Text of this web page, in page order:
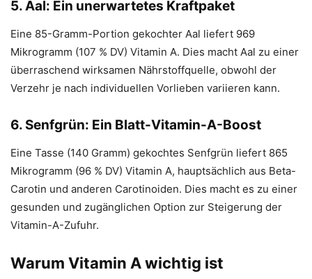
5. Aal: Ein unerwartetes Kraftpaket
Eine 85-Gramm-Portion gekochter Aal liefert 969
Mikrogramm (107 % DV) Vitamin A. Dies macht Aal zu einer
überraschend wirksamen Nährstoffquelle, obwohl der
Verzehr je nach individuellen Vorlieben variieren kann.
6. Senfgrün: Ein Blatt-Vitamin-A-Boost
Eine Tasse (140 Gramm) gekochtes Senfgrün liefert 865
Mikrogramm (96 % DV) Vitamin A, hauptsächlich aus Beta-
Carotin und anderen Carotinoiden. Dies macht es zu einer
gesunden und zugänglichen Option zur Steigerung der
Vitamin-A-Zufuhr.
Warum Vitamin A wichtig ist